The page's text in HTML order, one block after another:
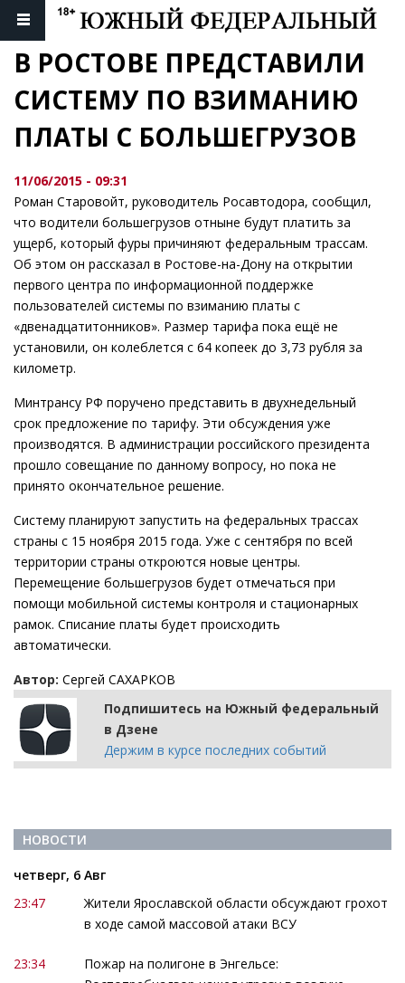
В РОСТОВЕ ПРЕДСТАВИЛИ
СИСТЕМУ ПО ВЗИМАНИЮ
ПЛАТЫ С БОЛЬШЕГРУЗОВ
11/06/2015 - 09:31
Роман Старовойт, руководитель Росавтодора, сообщил,
что водители большегрузов отныне будут платить за
ущерб, который фуры причиняют федеральным трассам.
Об этом он рассказал в Ростове-на-Дону на открытии
первого центра по информационной поддержке
пользователей системы по взиманию платы с
«двенадцатитонников». Размер тарифа пока ещё не
установили, он колеблется с 64 копеек до 3,73 рубля за
километр.
Минтрансу РФ поручено представить в двухнедельный
срок предложение по тарифу. Эти обсуждения уже
производятся. В администрации российского президента
прошло совещание по данному вопросу, но пока не
принято окончательное решение.
Систему планируют запустить на федеральных трассах
страны с 15 ноября 2015 года. Уже с сентября по всей
территории страны откроются новые центры.
Перемещение большегрузов будет отмечаться при
помощи мобильной системы контроля и стационарных
рамок. Списание платы будет происходить
автоматически.
Автор: Сергей САХАРКОВ
Подпишитесь на Южный федеральный
в Дзене
Держим в курсе последних событий
НОВОСТИ
четверг, 6 Авг
23:47
Жители Ярославской области обсуждают грохот
в ходе самой массовой атаки ВСУ
23:34
Пожар на полигоне в Энгельсе: